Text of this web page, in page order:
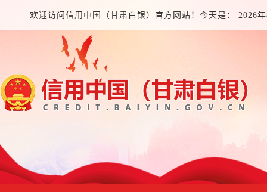
欢迎访问信用中国（甘肃白银）官方网站！今天是： 2026